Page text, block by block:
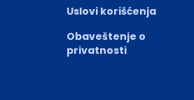
Uslovi korišćenja
Obaveštenje o
privatnosti